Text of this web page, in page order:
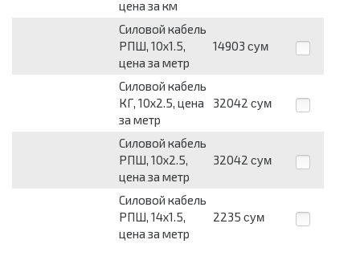
цена за км
Силовой кабель
РПШ, 10х1.5,
цена за метр
14903 сум
Силовой кабель
КГ, 10х2.5, цена
за метр
32042 сум
Силовой кабель
РПШ, 10х2.5,
цена за метр
32042 сум
Силовой кабель
РПШ, 14х1.5,
цена за метр
2235 сум